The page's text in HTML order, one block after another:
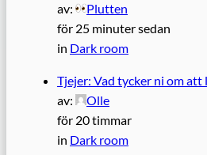
av:
Plutten
för 25 minuter sedan
in Dark room
Tjejer: Vad tycker ni om
av:
Olle
för 20 timmar
in Dark room